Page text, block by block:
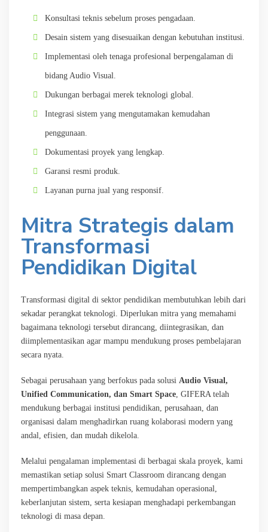
Konsultasi teknis sebelum proses pengadaan.
Desain sistem yang disesuaikan dengan kebutuhan institusi.
Implementasi oleh tenaga profesional berpengalaman di
bidang Audio Visual.
Dukungan berbagai merek teknologi global.
Integrasi sistem yang mengutamakan kemudahan
penggunaan.
Dokumentasi proyek yang lengkap.
Garansi resmi produk.
Layanan purna jual yang responsif.
Mitra Strategis dalam
Transformasi
Pendidikan Digital
Transformasi digital di sektor pendidikan membutuhkan lebih dari
sekadar perangkat teknologi. Diperlukan mitra yang memahami
bagaimana teknologi tersebut dirancang, diintegrasikan, dan
diimplementasikan agar mampu mendukung proses pembelajaran
secara nyata.
Sebagai perusahaan yang berfokus pada solusi Audio Visual,
Unified Communication, dan Smart Space , GIFERA telah
mendukung berbagai institusi pendidikan, perusahaan, dan
organisasi dalam menghadirkan ruang kolaborasi modern yang
andal, efisien, dan mudah dikelola.
Melalui pengalaman implementasi di berbagai skala proyek, kami
memastikan setiap solusi Smart Classroom dirancang dengan
mempertimbangkan aspek teknis, kemudahan operasional,
keberlanjutan sistem, serta kesiapan menghadapi perkembangan
teknologi di masa depan.